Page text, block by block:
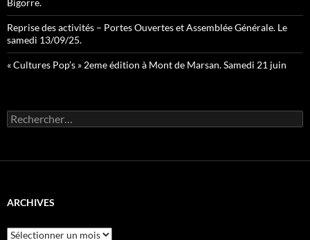
Bigorre.
Reprise des activités – Portes Ouvertes et Assemblée Générale. Le
samedi 13/09/25.
« Cultures Pop’s » 2eme édition à Mont de Marsan. Samedi 21 juin
Rechercher :
ARCHIVES
Archives